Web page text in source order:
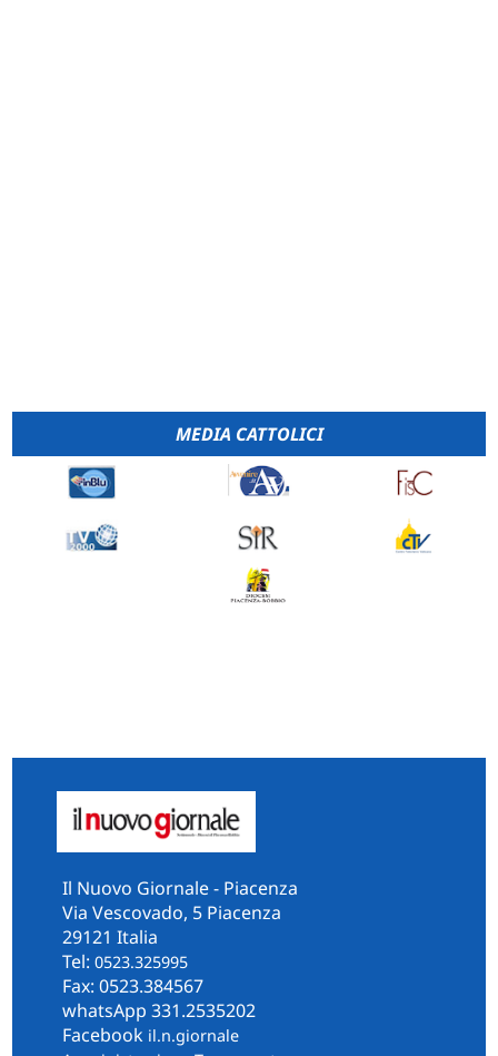
MEDIA CATTOLICI
Il Nuovo Giornale - Piacenza
Via Vescovado, 5 Piacenza
29121 Italia
Tel: 0523.325995
Fax: 0523.384567
whatsApp 331.2535202
Facebook il.n.giornale